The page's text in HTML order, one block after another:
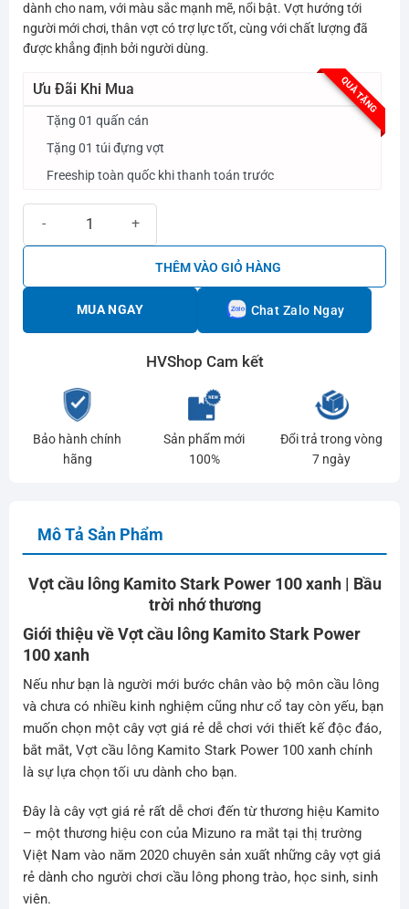
750.000₫.
dành cho nam, với màu sắc mạnh mẽ, nổi bật. Vợt hướng tới
người mới chơi, thân vợt có trợ lực tốt, cùng với chất lượng đã
được khẳng định bởi người dùng.
QUÀ TẶNG
Ưu Đãi Khi Mua
Tặng 01 quấn cán
Tặng 01 túi đựng vợt
Freeship toàn quốc khi thanh toán trước
THÊM VÀO GIỎ HÀNG
MUA NGAY Chat Zalo Ngay
HVShop Cam kết
Bảo hành chính
hãng
Sản phẩm mới
100%
Đổi trả trong vòng
7 ngày
Mô Tả Sản Phẩm
Vợt cầu lông Kamito Stark Power 100 xanh | Bầu
trời nhớ thương
Giới thiệu về Vợt cầu lông Kamito Stark Power
100 xanh
Nếu như bạn là người mới bước chân vào bộ môn cầu lông
và chưa có nhiều kinh nghiệm cũng như cổ tay còn yếu, bạn
muốn chọn một cây vợt giá rẻ dễ chơi với thiết kế độc đáo,
bắt mắt, Vợt cầu lông Kamito Stark Power 100 xanh chính
là sự lựa chọn tối ưu dành cho bạn.
Đây là cây vợt giá rẻ rất dễ chơi đến từ thương hiệu Kamito
– một thương hiệu con của Mizuno ra mắt tại thị trường
Việt Nam vào năm 2020 chuyên sản xuất những cây vợt giá
rẻ dành cho người chơi cầu lông phong trào, học sinh, sinh
viên.